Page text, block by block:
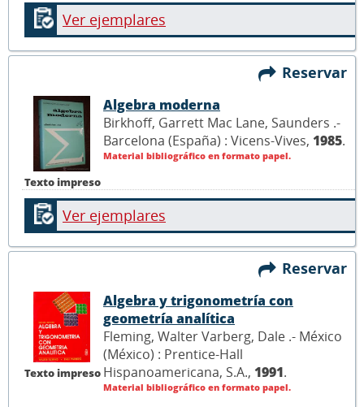
Ver ejemplares
Reservar
Texto impreso
Algebra moderna
Birkhoff, Garrett Mac Lane, Saunders .-
Barcelona (España) : Vicens-Vives, 1985.
Material bibliográfico en formato papel.
Ver ejemplares
Reservar
Texto impreso
Algebra y trigonometría con
geometría analítica
Fleming, Walter Varberg, Dale .- México
(México) : Prentice-Hall
Hispanoamericana, S.A., 1991.
Material bibliográfico en formato papel.